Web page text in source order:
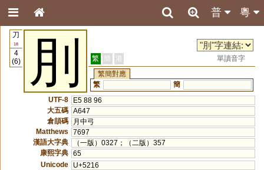
粵
普
刀
18
4
(6)
刖 繁 簡 港
單讀音字
繁簡對應
繁
簡
UTF-8
E5 88 96
大五碼 A647
倉頡碼
月中弓
Matthews
7697
漢語大字典
（一版）0327；（二版）357
康熙字典 65
Unicode
U+5216